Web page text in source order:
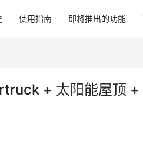
使用指南 即将推出的功能
+ 太阳能屋顶